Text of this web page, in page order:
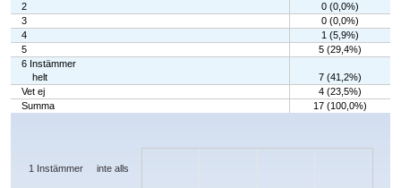
2
0 (0,0%)
3
0 (0,0%)
4
1 (5,9%)
5
5 (29,4%)
6 Instämmer
helt
7 (41,2%)
Vet ej
4 (23,5%)
Summa
17 (100,0%)
Chart
The chart has 1 X axis displaying categories.
1 Instämmer inte alls